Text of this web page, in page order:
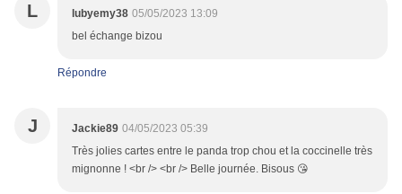
L lubyemy38 05/05/2023 13:09
bel échange bizou
Répondre
J Jackie89 04/05/2023 05:39
Très jolies cartes entre le panda trop chou et la coccinelle très
mignonne ! <br /> <br /> Belle journée. Bisous 😘